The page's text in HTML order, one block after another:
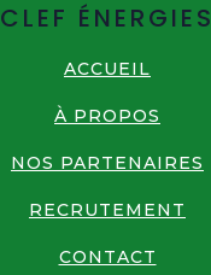
CLEF ÉNERGIES
ACCUEIL
À PROPOS
NOS PARTENAIRES
RECRUTEMENT
CONTACT